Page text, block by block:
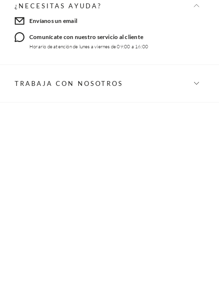
¿NECESITAS AYUDA?
Envíanos un email
Comunícate con nuestro servicio al cliente
Horario de atención de lunes a viernes de 09:00 a 16:00
TRABAJA CON NOSOTROS